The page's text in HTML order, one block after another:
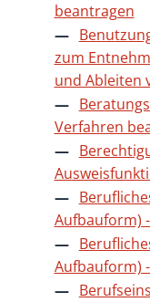
beantragen
zum
und Ableiten
Verfahren
Aufbauform)
Aufbauform)